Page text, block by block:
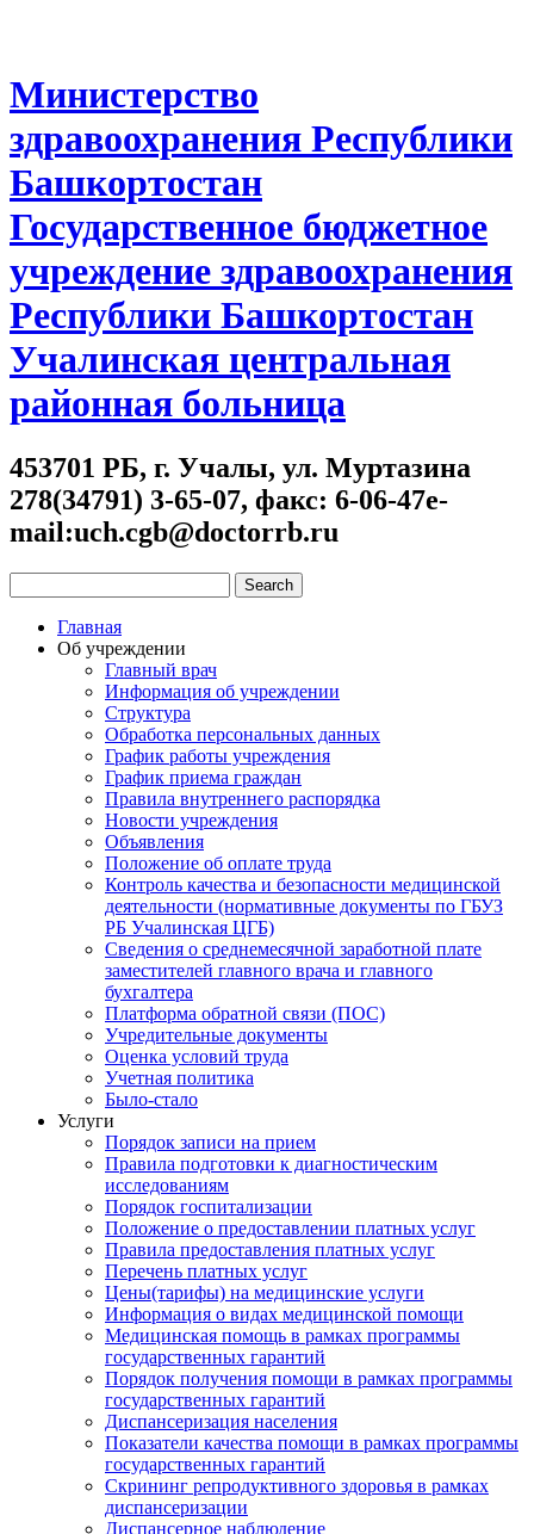
Министерство
здравоохранения Республики
Башкортостан
Государственное бюджетное
учреждение здравоохранения
Республики Башкортостан
Учалинская центральная
районная больница
453701 РБ, г. Учалы, ул. Муртазина
278(34791) 3-65-07, факс: 6-06-47e-
mail:uch.cgb@doctorrb.ru
Главная
Об учреждении
Главный врач
Информация об учреждении
Структура
Обработка персональных данных
График работы учреждения
График приема граждан
Правила внутреннего распорядка
Новости учреждения
Объявления
Положение об оплате труда
Контроль качества и безопасности медицинской
деятельности (нормативные документы по ГБУЗ
РБ Учалинская ЦГБ)
Сведения о среднемесячной заработной плате
заместителей главного врача и главного
бухгалтера
Платформа обратной связи (ПОС)
Учредительные документы
Оценка условий труда
Учетная политика
Было-стало
Услуги
Порядок записи на прием
Правила подготовки к диагностическим
исследованиям
Порядок госпитализации
Положение о предоставлении платных услуг
Правила предоставления платных услуг
Перечень платных услуг
Цены(тарифы) на медицинские услуги
Информация о видах медицинской помощи
Медицинская помощь в рамках программы
государственных гарантий
Порядок получения помощи в рамках программы
государственных гарантий
Диспансеризация населения
Показатели качества помощи в рамках программы
государственных гарантий
Скрининг репродуктивного здоровья в рамках
диспансеризации
Диспансерное наблюдение